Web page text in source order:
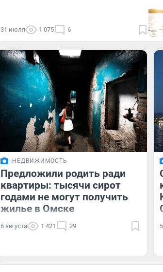
31 июля 1 075 6
НЕДВИЖИМОСТЬ
Предложили родить ради
квартиры: тысячи сирот
годами не могут получить
жилье в Омске
6 августа 1 421 29